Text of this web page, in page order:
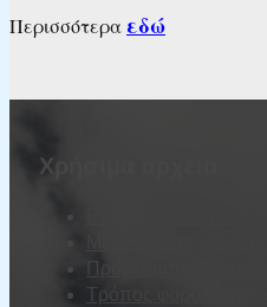
Περισσότερα εδώ
Χρήσιμα αρχεία
Τρόπος